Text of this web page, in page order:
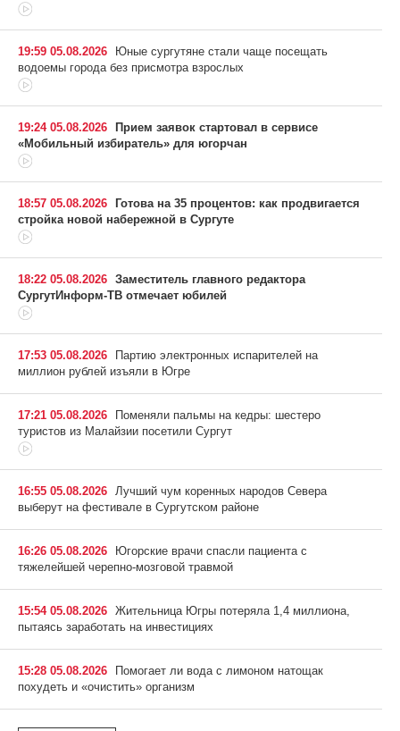
19:59 05.08.2026
Юные сургутяне стали чаще посещать
водоемы города без присмотра взрослых
19:24 05.08.2026
Прием заявок стартовал в сервисе
«Мобильный избиратель» для югорчан
18:57 05.08.2026
Готова на 35 процентов: как продвигается
стройка новой набережной в Сургуте
18:22 05.08.2026 Заместитель главного редактора
СургутИнформ-ТВ отмечает юбилей
17:53 05.08.2026
Партию электронных испарителей на
миллион рублей изъяли в Югре
17:21 05.08.2026
Поменяли пальмы на кедры: шестеро
туристов из Малайзии посетили Сургут
16:55 05.08.2026 Лучший чум коренных народов Севера
выберут на фестивале в Сургутском районе
16:26 05.08.2026
Югорские врачи спасли пациента с
тяжелейшей черепно-мозговой травмой
15:54 05.08.2026 Жительница Югры потеряла 1,4 миллиона,
пытаясь заработать на инвестициях
15:28 05.08.2026
Помогает ли вода с лимоном натощак
похудеть и «очистить» организм